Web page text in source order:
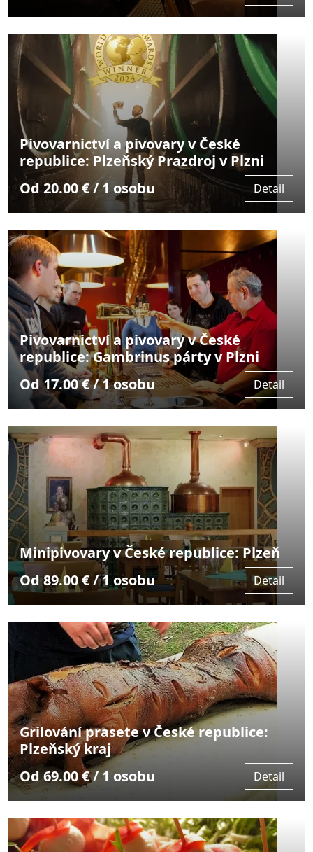
Pivovarnictví a pivovary v České
republice: Plzeňský Prazdroj v Plzni
Od 20.00 € / 1 osobu
Detail
Pivovarnictví a pivovary v České
republice: Gambrinus párty v Plzni
Od 17.00 € / 1 osobu
Detail
Minipivovary v České republice: Plzeň
Od 89.00 € / 1 osobu
Detail
Grilování prasete v České republice:
Plzeňský kraj
Od 69.00 € / 1 osobu
Detail